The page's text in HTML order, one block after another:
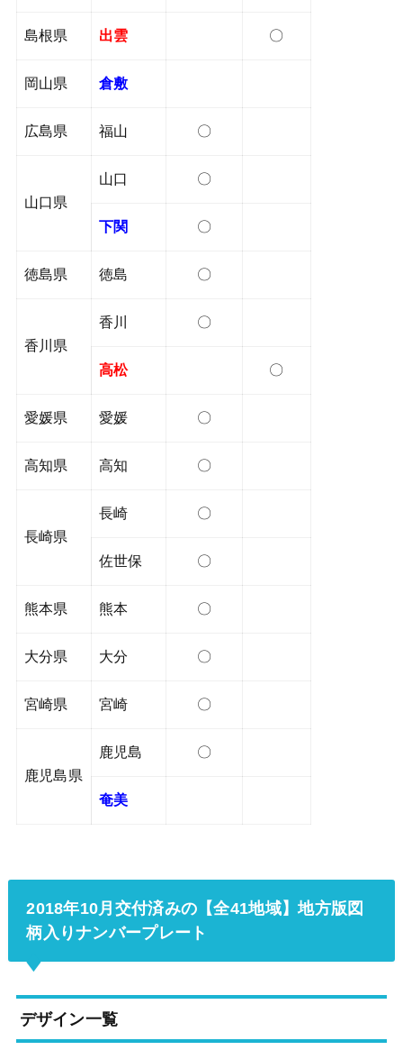
島根県 出雲 〇
岡山県 倉敷
広島県 福山 〇
山口県
山口 〇
下関 〇
徳島県 徳島 〇
香川県
香川 〇
高松 〇
愛媛県 愛媛 〇
高知県 高知 〇
長崎県
長崎 〇
佐世保 〇
熊本県 熊本 〇
大分県 大分 〇
宮崎県 宮崎 〇
鹿児島県
鹿児島 〇
奄美
2018年10月交付済みの【全41地域】地方版図
柄入りナンバープレート
デザイン一覧